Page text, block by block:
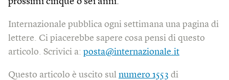
Internazionale pubblica ogni settimana una pagina di
lettere. Ci piacerebbe sapere cosa pensi di questo
articolo. Scrivici a: posta@internazionale.it
Questo articolo è uscito sul numero 1553 di